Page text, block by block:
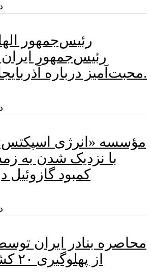
رئیس‌جمهور
رئیس‌جمهور
محبت‌آمیز درباره آذربایجان تشکر کرد.
مؤسسه «انرژی
با نزدیک شدن به
کمبود
محاصره بنادر ایران
از پهلوگیری ۲۰ کشتی دیگر شد